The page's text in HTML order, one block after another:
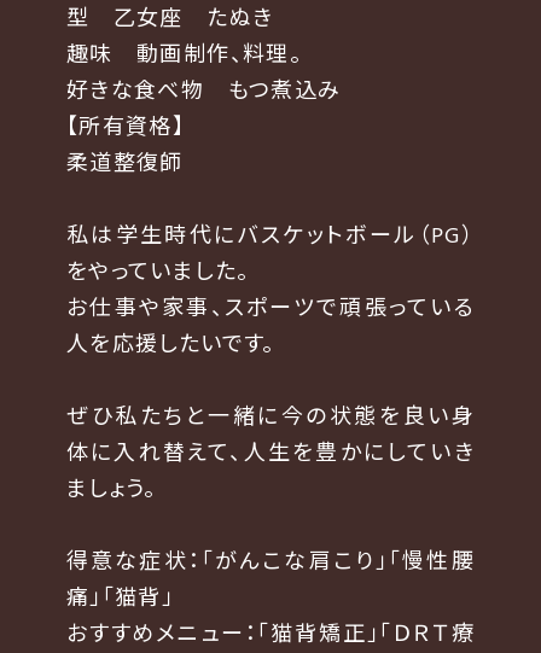
型 乙女座 たぬき
趣味 動画制作、料理。
好きな食べ物 もつ煮込み
【所有資格】
柔道整復師
私は学生時代にバスケットボール（PG）
をやっていました。
お仕事や家事、スポーツで頑張っている
人を応援したいです。
ぜひ私たちと一緒に今の状態を良い身
体に入れ替えて、人生を豊かにしていき
ましょう。
得意な症状：「がんこな肩こり」「慢性腰
痛」「猫背」
おすすめメニュー：「猫背矯正」「ＤＲＴ療